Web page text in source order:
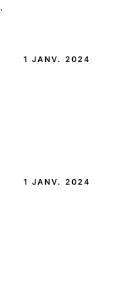
1 JANV. 2024
1 JANV. 2024